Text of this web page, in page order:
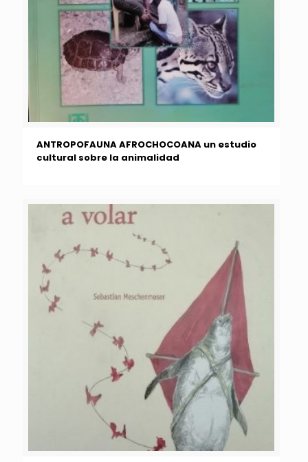
ANTROPOFAUNA AFROCHOCOANA un estudio
cultural sobre la animalidad